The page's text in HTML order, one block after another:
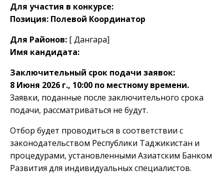
Для участия в конкурсе:
Позиция: Полевой Координатор
Для Районов: [ Дангара]
Имя кандидата:
Заключительный срок подачи заявок:
8 Июня 2026 г., 10:00 по местному времени.
Заявки, поданные после заключительного срока
подачи, рассматриваться не будут.
Отбор будет проводиться в соответствии с
законодательством Республики Таджикистан и
процедурами, установленными Азиатским Банком
Развития для индивидуальных специалистов.